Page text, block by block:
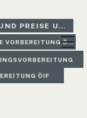
ÖSD TERMINE UND PREISE UND GLEICH BUCHEN
INDIVIDUELLE VORBEREITUNG ÖSD
ÖIF